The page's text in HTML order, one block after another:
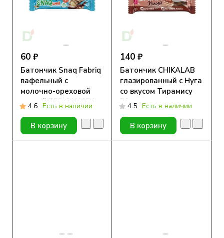
60 ₽
Батончик Snaq Fabriq
вафельный с
молочно-ореховой
пастой БЕЗ САХАРА
20гр
4.6 Есть в наличии
В корзину
140 ₽
Батончик CHIKALAB
глазированный с Нуга
со вкусом Тирамису
50гр.
4.5 Есть в наличии
В корзину